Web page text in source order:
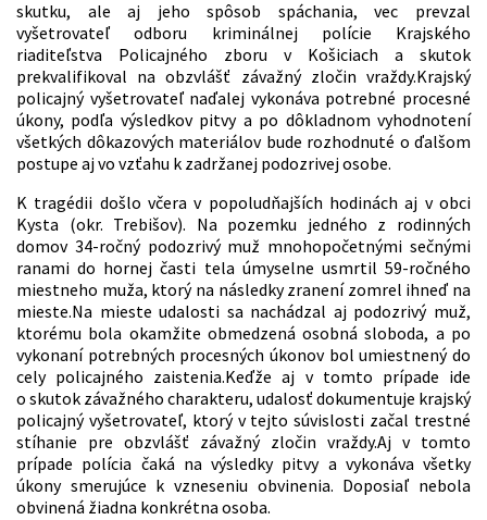
skutku, ale aj jeho spôsob spáchania, vec prevzal
vyšetrovateľ odboru kriminálnej polície Krajského
riaditeľstva Policajného zboru v Košiciach a skutok
prekvalifikoval na obzvlášť závažný zločin vraždy.Krajský
policajný vyšetrovateľ naďalej vykonáva potrebné procesné
úkony, podľa výsledkov pitvy a po dôkladnom vyhodnotení
všetkých dôkazových materiálov bude rozhodnuté o ďalšom
postupe aj vo vzťahu k zadržanej podozrivej osobe.
K tragédii došlo včera v popoludňajších hodinách aj v obci
Kysta (okr. Trebišov). Na pozemku jedného z rodinných
domov 34-ročný podozrivý muž mnohopočetnými sečnými
ranami do hornej časti tela úmyselne usmrtil 59-ročného
miestneho muža, ktorý na následky zranení zomrel ihneď na
mieste.Na mieste udalosti sa nachádzal aj podozrivý muž,
ktorému bola okamžite obmedzená osobná sloboda, a po
vykonaní potrebných procesných úkonov bol umiestnený do
cely policajného zaistenia.Keďže aj v tomto prípade ide
o skutok závažného charakteru, udalosť dokumentuje krajský
policajný vyšetrovateľ, ktorý v tejto súvislosti začal trestné
stíhanie pre obzvlášť závažný zločin vraždy.Aj v tomto
prípade polícia čaká na výsledky pitvy a vykonáva všetky
úkony smerujúce k vzneseniu obvinenia. Doposiaľ nebola
obvinená žiadna konkrétna osoba.